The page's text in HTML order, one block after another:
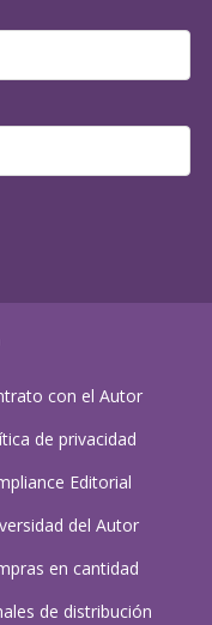
con el Autor
de privacidad
Editorial
del Autor
en cantidad
de distribución